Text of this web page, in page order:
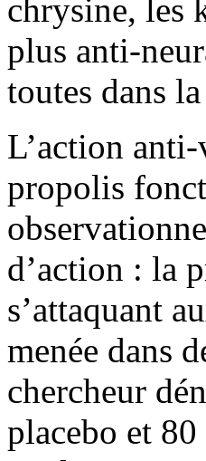
chrysine, les
plus anti-
toutes dans
L’action
propolis
d’action : la
s’attaquant
menée dans
chercheur
placebo et